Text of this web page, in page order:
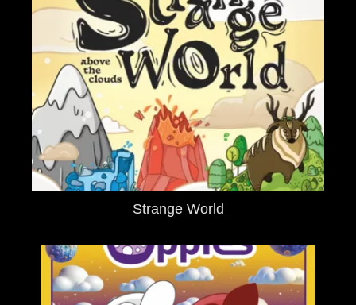
Strange World